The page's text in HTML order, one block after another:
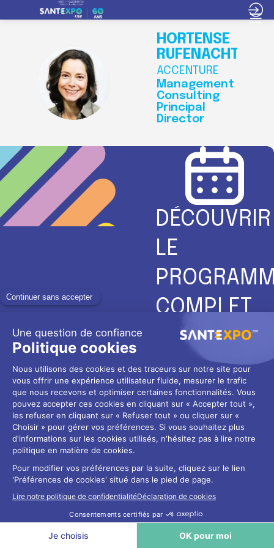
HR
HORTENSE
RUFENACHT
ACCENTURE
Management
Consulting
Principal
Director
DÉCOUVRIR
LE
COMPLET
Pour ne rien rater de la
préparation de SantExpo
2025 !
→ Voir le